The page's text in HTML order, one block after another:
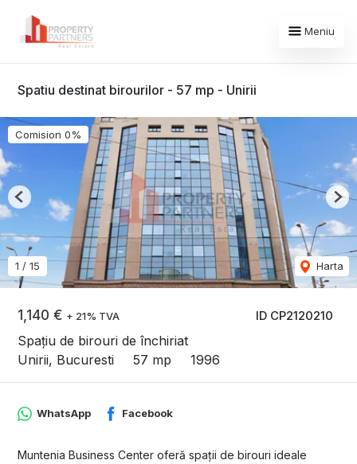
Meniu
Spatiu destinat birourilor - 57 mp - Unirii
ID CP2120210
1,140 € + 21% TVA
Spațiu de birouri de închiriat
Unirii, Bucuresti
57 mp 1996
Comision 0%
1 / 15 Harta
Previous
WhatsApp Facebook
Muntenia Business Center oferă spații de birouri ideale